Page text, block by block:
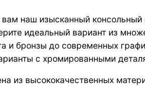
наш изысканный консольный
идеальный вариант из
и бронзы до современных
с хромированными
из высококачественных